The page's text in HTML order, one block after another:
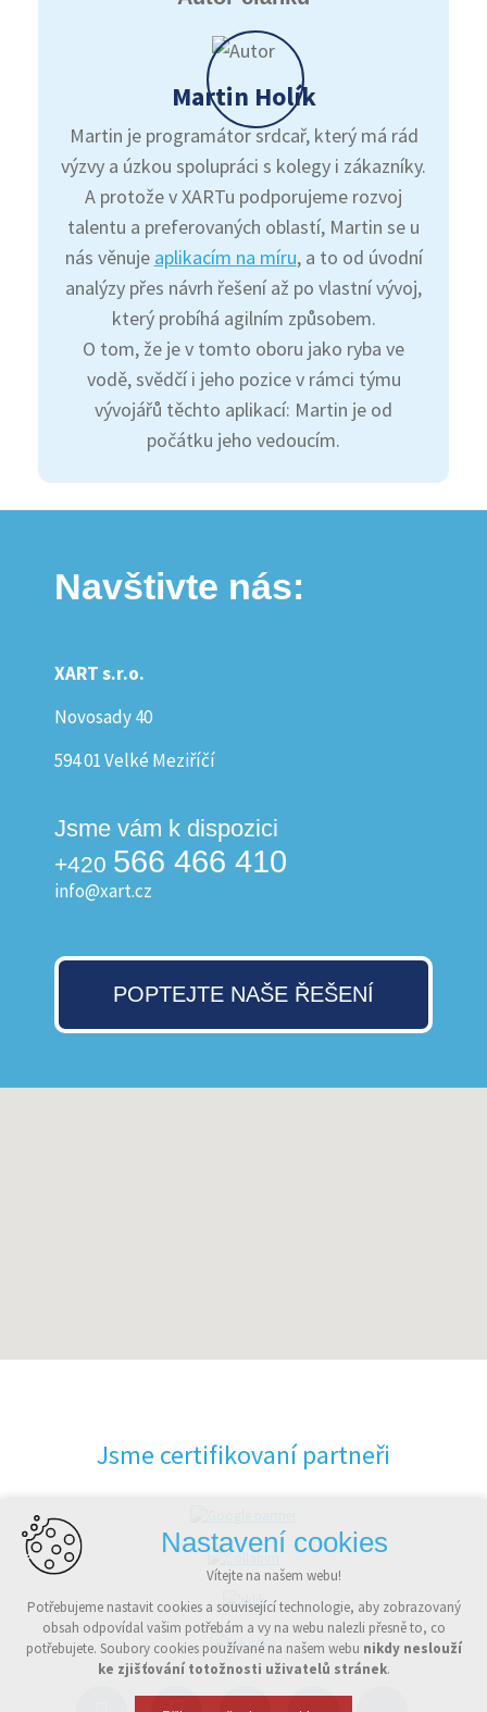
Martin Holík
Martin je programátor srdcař, který má rád
výzvy a úzkou spolupráci s kolegy i zákazníky.
A protože v XARTu podporujeme rozvoj
talentu a preferovaných oblastí, Martin se u
nás věnuje aplikacím na míru, a to od úvodní
analýzy přes návrh řešení až po vlastní vývoj,
který probíhá agilním způsobem.
O tom, že je v tomto oboru jako ryba ve
vodě, svědčí i jeho pozice v rámci týmu
vývojářů těchto aplikací: Martin je od
počátku jeho vedoucím.
Navštivte nás:
XART s.r.o.
Novosady 40
594 01 Velké Meziříčí
Jsme vám k dispozici
+420 566 466 410
info@xart.cz
POPTEJTE NAŠE ŘEŠENÍ
Jsme certifikovaní partneři
Nastavení cookies
Vítejte na našem webu!
Potřebujeme nastavit cookies a související technologie, aby zobrazovaný
obsah odpovídal vašim potřebám a vy na webu nalezli přesně to, co
potřebujete. Soubory cookies používané na našem webu nikdy neslouží
ke zjišťování totožnosti uživatelů stránek.